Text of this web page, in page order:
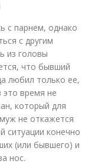
с парнем, однако
с другим
из головы
что бывший
любил только ее,
время не
который для
не откажется
ситуации конечно
(или бывшего) и
нос.